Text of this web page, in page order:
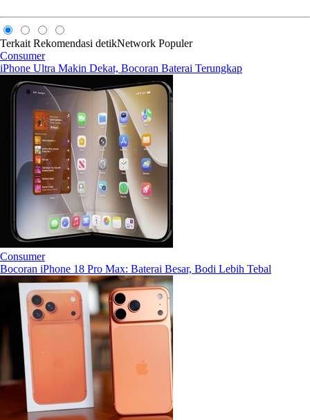
Terkait Rekomendasi detikNetwork Populer
Consumer
iPhone Ultra Makin Dekat, Bocoran Baterai Terungkap
Consumer
Bocoran iPhone 18 Pro Max: Baterai Besar, Bodi Lebih Tebal